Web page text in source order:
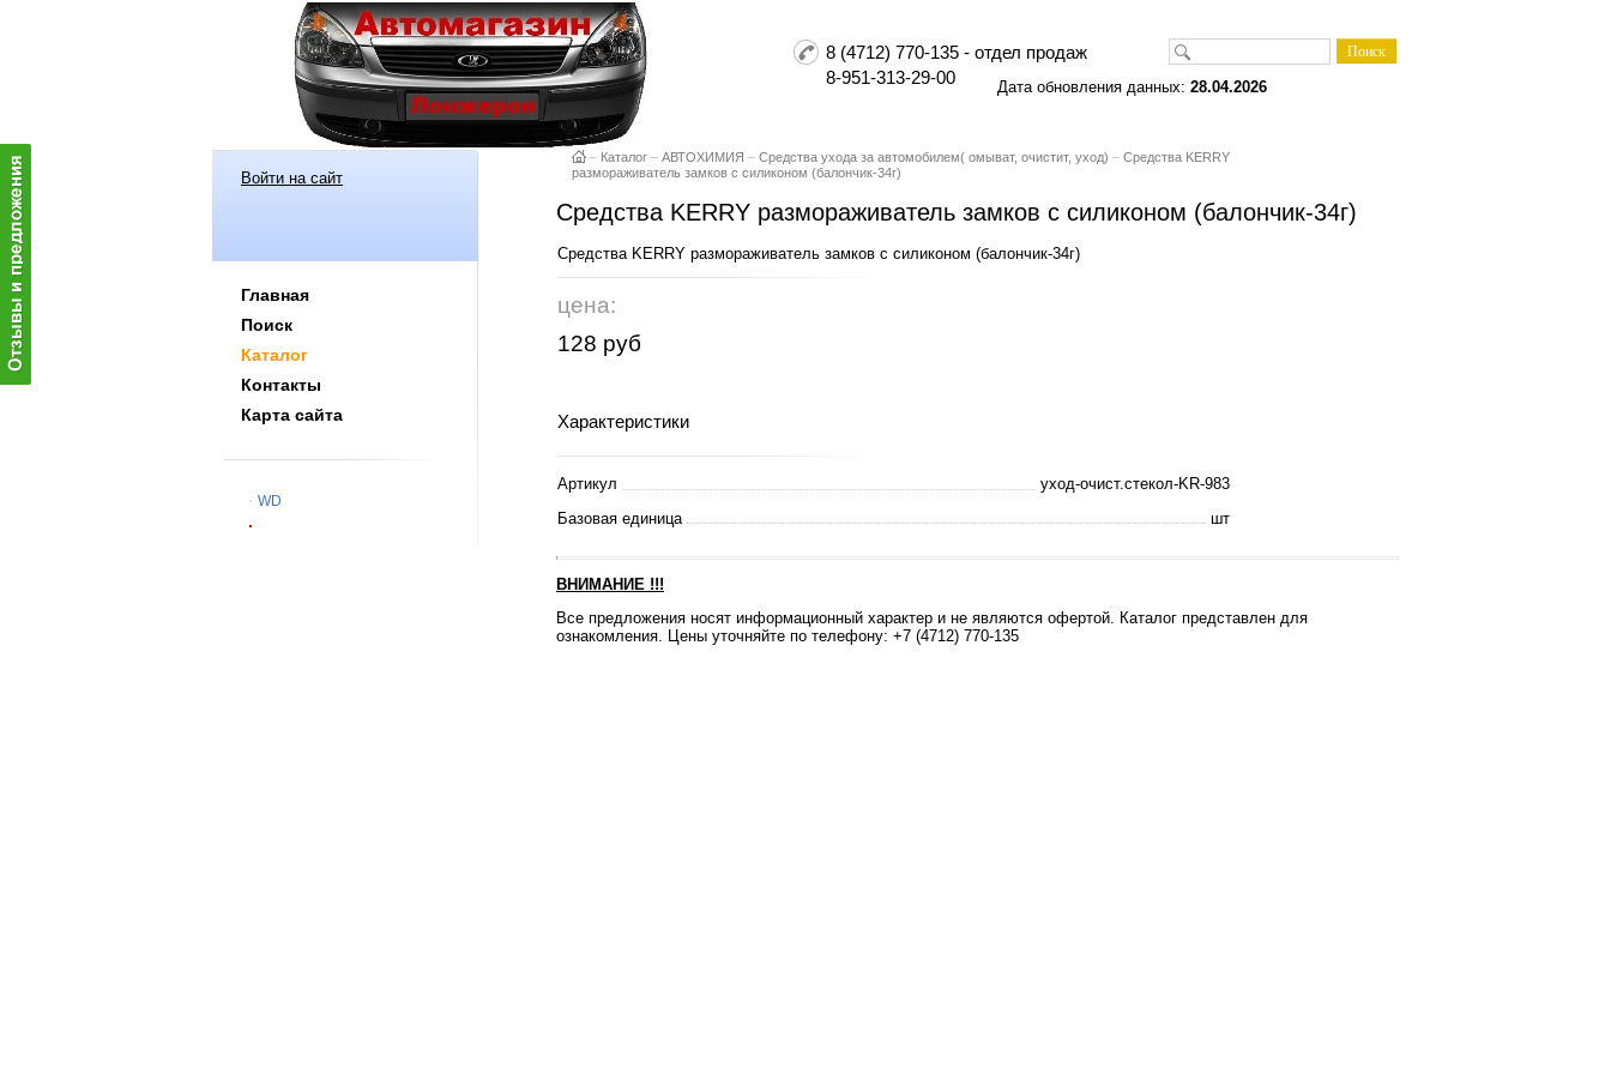
8 (4712) 770-135 - отдел продаж
8-951-313-29-00
Дата обновления данных: 28.04.2026
Войти на сайт
Главная
Поиск
Каталог
Контакты
Карта сайта
WD
– Каталог – АВТОХИМИЯ – Средства ухода за автомобилем( омыват, очистит, уход) – Средства KERRY
размораживатель замков с силиконом (балончик-34г)
Средства KERRY размораживатель замков с силиконом (балончик-34г)
Средства KERRY размораживатель замков с силиконом (балончик-34г)
цена:
128 руб
Характеристики
Артикул
уход-очист.стекол-KR-983
Базовая единица
шт
ВНИМАНИЕ !!!
Все предложения носят информационный характер и не являются офертой. Каталог представлен для
ознакомления. Цены уточняйте по телефону: +7 (4712) 770-135